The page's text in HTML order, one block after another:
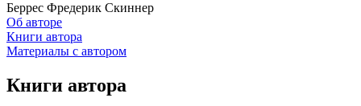
Беррес Фредерик Скиннер
Об авторе
Книги автора
Материалы с автором
Книги автора